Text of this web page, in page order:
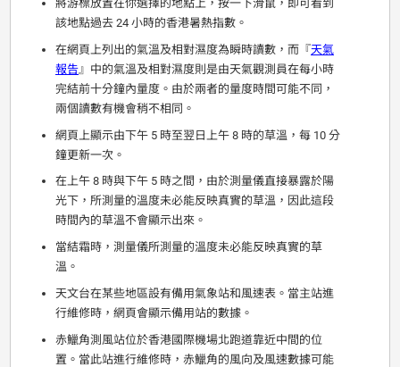
將游標放置在你選擇的地點上，按一下滑鼠，即可看到
該地點過去 24 小時的香港暑熱指數。
在網頁上列出的氣溫及相對濕度為瞬時讀數，而『天氣
報告 』中的氣溫及相對濕度則是由天氣觀測員在每小時
完結前十分鐘內量度。由於兩者的量度時間可能不同，
兩個讀數有機會稍不相同。
網頁上顯示由下午 5 時至翌日上午 8 時的草溫，每 10 分
鐘更新一次。
在上午 8 時與下午 5 時之間，由於測量儀直接暴露於陽
光下，所測量的溫度未必能反映真實的草溫，因此這段
時間內的草溫不會顯示出來。
當結霜時，測量儀所測量的溫度未必能反映真實的草
溫。
天文台在某些地區設有備用氣象站和風速表。當主站進
行維修時，網頁會顯示備用站的數據。
赤鱲角測風站位於香港國際機場北跑道靠近中間的位
置。當此站進行維修時，赤鱲角的風向及風速數據可能